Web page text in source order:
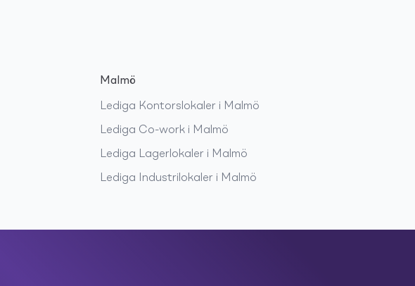
Malmö
Lediga Kontorslokaler i Malmö
Lediga Co-work i Malmö
Lediga Lagerlokaler i Malmö
Lediga Industrilokaler i Malmö